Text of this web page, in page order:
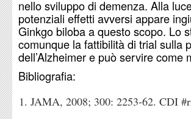
nello sviluppo di demenza. Alla
potenziali effetti avversi appare
Ginkgo biloba a questo scopo. Lo
comunque la fattibilità di trial sulla
dell’Alzheimer e può servire come
Bibliografia:
JAMA, 2008; 300: 2253-62. CDI